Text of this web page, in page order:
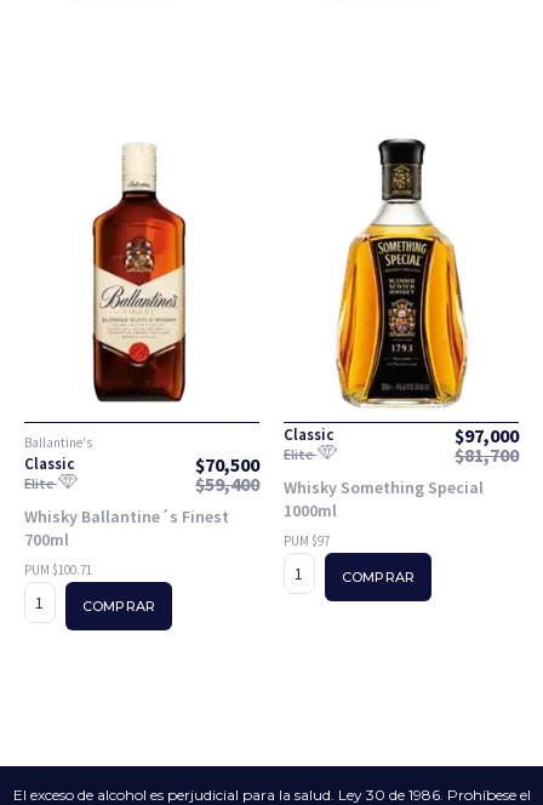
Ballantine's
Classic $70,500
Elite $59,400
Whisky Ballantine´s Finest
700ml
PUM $100.71
COMPRAR
Classic $97,000
Elite $81,700
Whisky Something Special
1000ml
PUM $97
COMPRAR
El exceso de alcohol es perjudicial para la salud. Ley 30 de 1986. Prohíbese el